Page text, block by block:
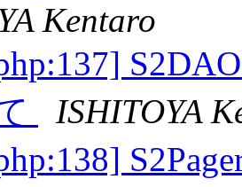
Kentaro
ISHITOYA